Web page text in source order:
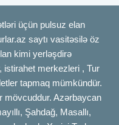
üçün pulsuz elan
saytı vasitəsilə öz
kimi yerləşdirə
istirahet merkezleri , Tur
tapmaq mümkündür.
mövcuddur. Azərbaycan
Şahdağ, Masallı,